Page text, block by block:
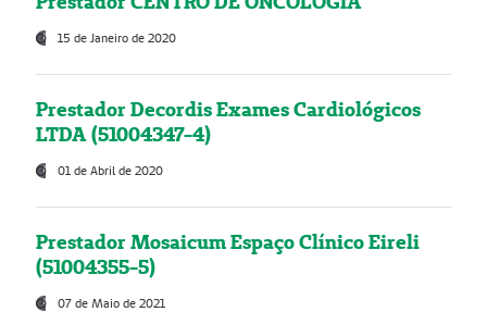
15 de Janeiro de 2020
Prestador Decordis Exames Cardiológicos
LTDA (51004347-4)
01 de Abril de 2020
Prestador Mosaicum Espaço Clínico Eireli
(51004355-5)
07 de Maio de 2021